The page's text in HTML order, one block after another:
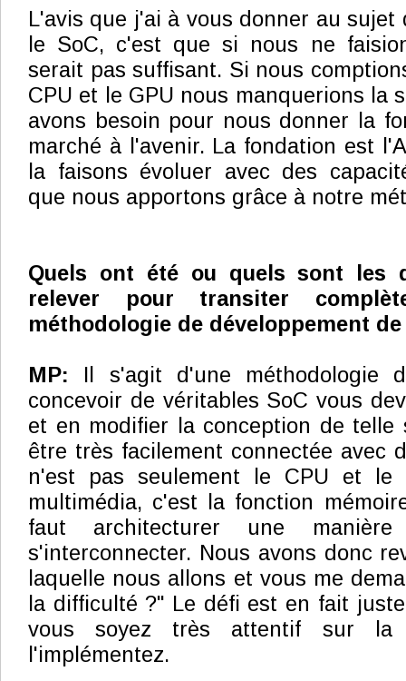
L'avis que j'ai à vous donner au sujet
le SoC, c'est que si nous ne
serait pas suffisant. Si nous
CPU et le GPU nous manquerions la
avons besoin pour nous donner la
marché à l'avenir. La fondation est
la faisons évoluer avec des
que nous apportons grâce à notre
Quels ont été ou quels sont les
relever pour transiter
méthodologie de développement de
MP: Il s'agit d'une méthodologie
concevoir de véritables SoC vous
et en modifier la conception de telle
être très facilement connectée avec
n'est pas seulement le CPU et le
multimédia, c'est la fonction
faut architecturer une manière
s'interconnecter. Nous avons donc
laquelle nous allons et vous me
la difficulté ?" Le défi est en fait
vous soyez très attentif sur la
l'implémentez.